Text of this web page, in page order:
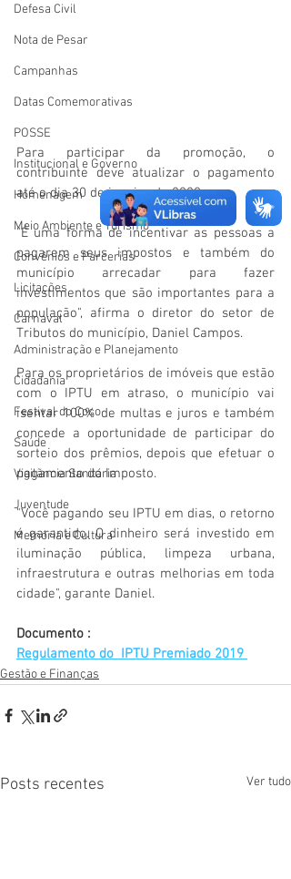
Defesa Civil
Nota de Pesar
Campanhas
Datas Comemorativas
POSSE
Institucional e Governo
Homenagem
Meio Ambiente e Turismo
Convênios e Parcerias
Licitações
Carnaval
Administração e Planejamento
Cidadania
Festival do Coco
Saúde
Vigilãncia Sanitária
Juventude
Memória e Cultura
Para participar da promoção, o
contribuinte deve atualizar o pagamento
até o dia 30 de janeiro de 2020.
"É uma forma de incentivar as pessoas a
pagarem seus impostos e também do
município arrecadar para fazer
investimentos que são importantes para a
população", afirma o diretor do setor de
Tributos do município, Daniel Campos.
Para os proprietários de imóveis que estão
com o IPTU em atraso, o município vai
isentar 100% de multas e juros e também
concede a oportunidade de participar do
sorteio dos prêmios, depois que efetuar o
pagamento do Imposto.
"Você pagando seu IPTU em dias, o retorno
é garantido. O dinheiro será investido em
iluminação pública, limpeza urbana,
infraestrutura e outras melhorias em toda
cidade", garante Daniel.
Documento :
Regulamento do  IPTU Premiado 2019
Gestão e Finanças
Posts recentes Ver tudo